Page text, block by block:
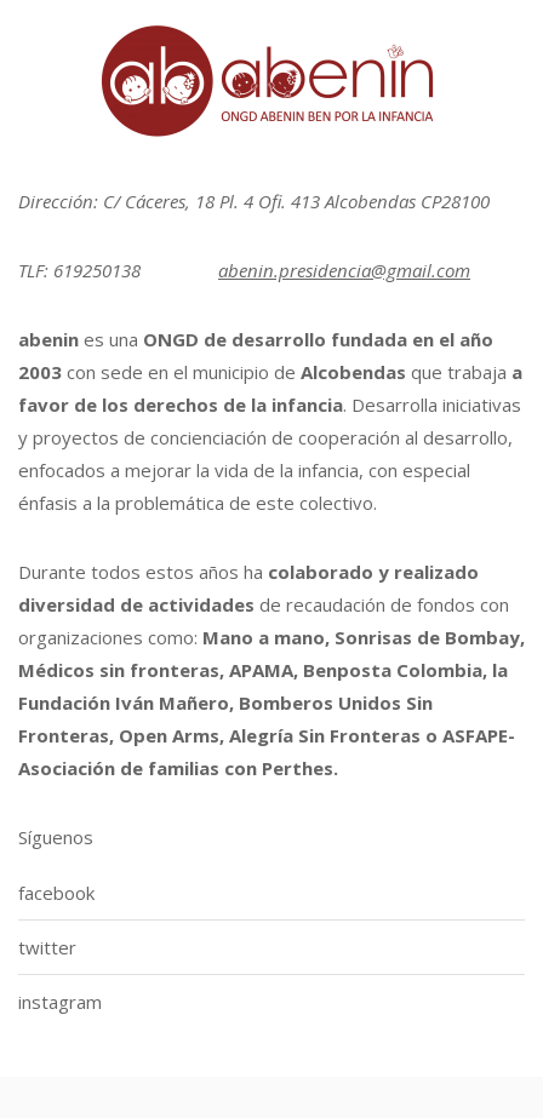
Dirección: C/ Cáceres, 18 Pl. 4 Ofi. 413 Alcobendas CP28100
TLF: 619250138 abenin.presidencia@gmail.com
abenin es una ONGD de desarrollo fundada en el año
2003 con sede en el municipio de Alcobendas que trabaja a
favor de los derechos de la infancia. Desarrolla iniciativas
y proyectos de concienciación de cooperación al desarrollo,
enfocados a mejorar la vida de la infancia, con especial
énfasis a la problemática de este colectivo.
Durante todos estos años ha colaborado y realizado
diversidad de actividades de recaudación de fondos con
organizaciones como: Mano a mano, Sonrisas de Bombay,
Médicos sin fronteras, APAMA, Benposta Colombia, la
Fundación Iván Mañero, Bomberos Unidos Sin
Fronteras, Open Arms, Alegría Sin Fronteras o ASFAPE-
Asociación de familias con Perthes.
Síguenos
facebook
twitter
instagram